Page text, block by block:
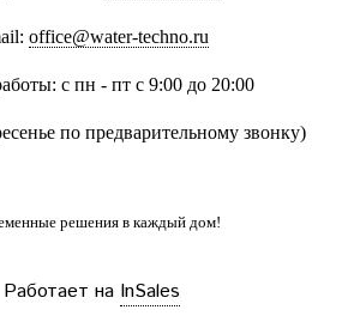
office@water-techno.ru
с пн - пт с 9:00 до 20:00
по предварительному звонку)
решенияв каждый дом!
Работает на InSales